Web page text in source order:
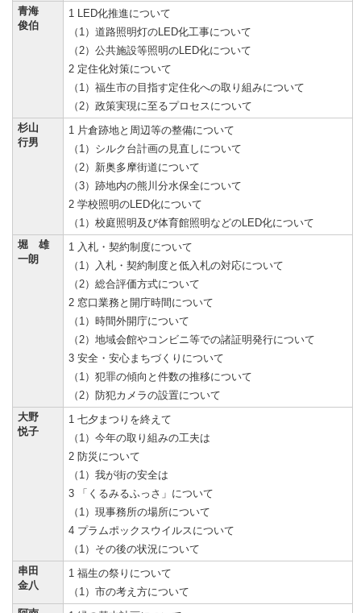
青海
俊伯
1 LED化推進について
（1）道路照明灯のLED化工事について
（2）公共施設等照明のLED化について
2 定住化対策について
（1）福生市の目指す定住化への取り組みについて
（2）政策実現に至るプロセスについて
杉山
行男
1 片倉跡地と周辺等の整備について
（1）シルク台計画の見直しについて
（2）新奥多摩街道について
（3）跡地内の熊川分水保全について
2 学校照明のLED化について
（1）校庭照明及び体育館照明などのLED化について
堀 雄
一朗
1 入札・契約制度について
（1）入札・契約制度と低入札の対応について
（2）総合評価方式について
2 窓口業務と開庁時間について
（1）時間外開庁について
（2）地域会館やコンビニ等での諸証明発行について
3 安全・安心まちづくりについて
（1）犯罪の傾向と件数の推移について
（2）防犯カメラの設置について
大野
悦子
1 七夕まつりを終えて
（1）今年の取り組みの工夫は
2 防災について
（1）我が街の安全は
3 「くるみるふっさ」について
（1）現事務所の場所について
4 プラムポックスウイルスについて
（1）その後の状況について
串田
金八
1 福生の祭りについて
（1）市の考え方について